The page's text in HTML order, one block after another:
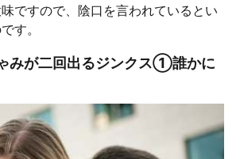
味ですので、陰口を言われているとい
す。
みが二回出るジンクス①誰かに